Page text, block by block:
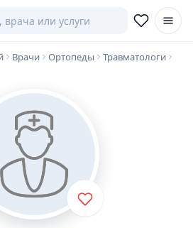
Врачи Ортопеды Травматологи